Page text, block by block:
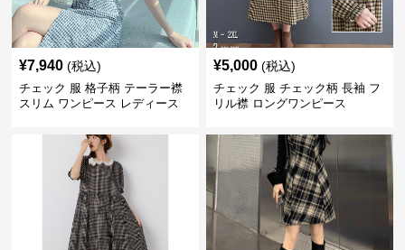
¥7,940 (税込)
チェック 服 格子柄 テーラー襟
スリム ワンピース レディース
¥5,000 (税込)
チェック 服 チェック柄 長袖 フ
リル襟 ロングワンピース